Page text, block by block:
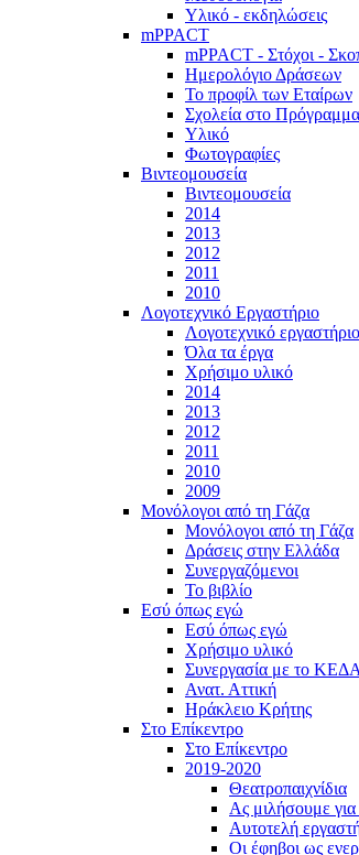
Υλικό - εκδηλώσεις
mPPACT
mPPACT - Στόχοι -
Ημερολόγιο Δράσεων
Το προφίλ των Εταίρων
Σχολεία στο Πρόγραμμα
Υλικό
Φωτογραφίες
Βιντεομουσεία
Βιντεομουσεία
2014
2013
2012
2011
2010
Λογοτεχνικό Εργαστήριο
Λογοτεχνικό εργαστήριο
Όλα τα έργα
Χρήσιμο υλικό
2014
2013
2012
2011
2010
2009
Μονόλογοι από τη Γάζα
Μονόλογοι από τη Γάζα
Δράσεις στην Ελλάδα
Συνεργαζόμενοι
To βιβλίο
Εσύ όπως εγώ
Εσύ όπως εγώ
Χρήσιμο υλικό
Συνεργασία με το ΚΕΔΑ
Ανατ. Αττική
Ηράκλειο Κρήτης
Στο Επίκεντρο
Στο Επίκεντρο
2019-2020
Θεατροπαιχνίδια
Ας μιλήσουμε
Αυτοτελή
Οι έφηβοι ως